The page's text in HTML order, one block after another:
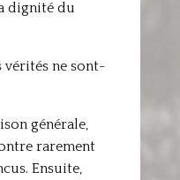
dignité du
vérités ne sont-
générale,
rarement
Ensuite,